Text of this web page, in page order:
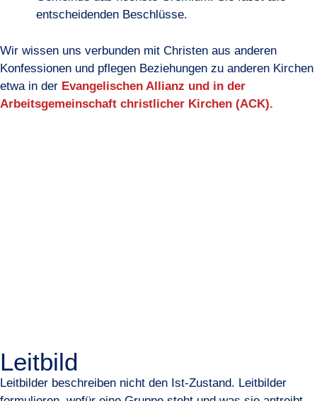
entscheidenden Beschlüsse.
Wir wissen uns verbunden mit Christen aus anderen
Konfessionen und pflegen Beziehungen zu anderen Kirchen
etwa in der Evangelischen Allianz und in der
Arbeitsgemeinschaft christlicher Kirchen (ACK).
Leitbild
Leitbilder beschreiben nicht den Ist-Zustand. Leitbilder